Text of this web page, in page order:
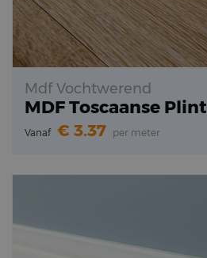
Mdf Vochtwerend
MDF Toscaanse Plint
Vanaf 3.37 per meter